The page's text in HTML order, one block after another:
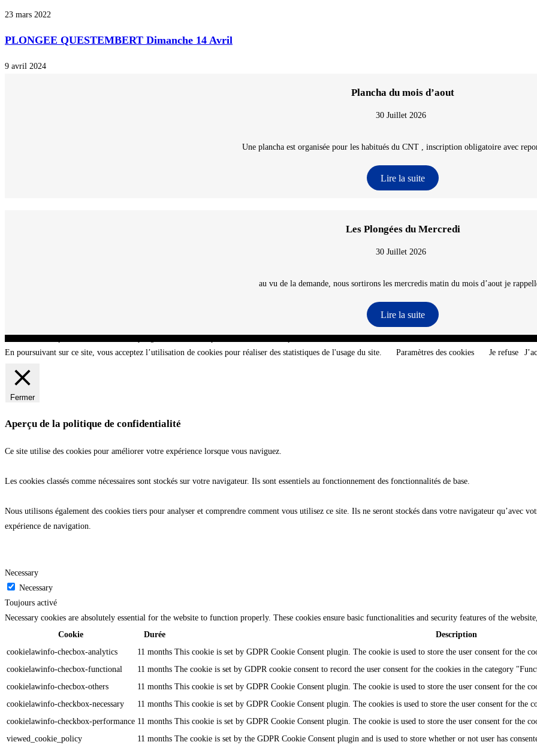
23 mars 2022
PLONGEE QUESTEMBERT Dimanche 14 Avril
9 avril 2024
Plancha du mois d’aout
30 Juillet 2026
Une plancha est organisée pour les habitués du CNT , inscription obligatoire avec
Lire la suite
Les Plongées du Mercredi
30 Juillet 2026
au vu de la demande, nous sortirons les mercredis matin du mois d’aout je
Lire la suite
En poursuivant sur ce site, vous acceptez l’utilisation de cookies pour réaliser des statistiques de l'usage du site. Paramètres des cookies Je refuse
Fermer
Aperçu de la politique de confidentialité
Ce site utilise des cookies pour améliorer votre expérience lorsque vous naviguez.
Les cookies classés comme nécessaires sont stockés sur votre navigateur. Ils sont essentiels au fonctionnement des fonctionnalités de base.
Nous utilisons également des cookies tiers pour analyser et comprendre comment vous utilisez ce site. Ils ne seront stockés dans votre navigateur qu’avec
expérience de navigation.
Necessary
Necessary
Toujours activé
Necessary cookies are absolutely essential for the website to function properly. These cookies ensure basic functionalities and security features of the
Cookie
Durée
Description
cookielawinfo-checbox-analytics
11 months This cookie is set by GDPR Cookie Consent plugin. The cookie is used to store the user consent for the
cookielawinfo-checbox-functional
11 months The cookie is set by GDPR cookie consent to record the user consent for the cookies in the category
cookielawinfo-checbox-others
11 months This cookie is set by GDPR Cookie Consent plugin. The cookie is used to store the user consent for the
cookielawinfo-checkbox-necessary
11 months This cookie is set by GDPR Cookie Consent plugin. The cookies is used to store the user consent for the
cookielawinfo-checkbox-performance 11 months This cookie is set by GDPR Cookie Consent plugin. The cookie is used to store the user consent for the
viewed_cookie_policy
11 months The cookie is set by the GDPR Cookie Consent plugin and is used to store whether or not user has